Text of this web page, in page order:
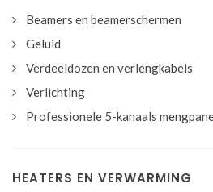
Beamers en beamerschermen
Geluid
Verdeeldozen en verlengkabels
Verlichting
Professionele 5-kanaals
HEATERS EN VERWARMING